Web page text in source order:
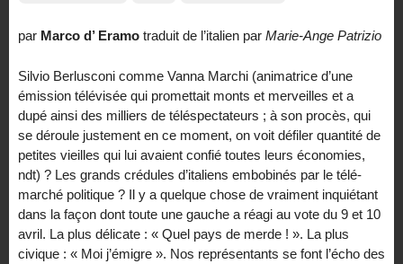
par Marco d’ Eramo traduit de l’italien par Marie-Ange Patrizio
Silvio Berlusconi comme Vanna Marchi (animatrice d’une
émission télévisée qui promettait monts et merveilles et a
dupé ainsi des milliers de téléspectateurs ; à son procès, qui
se déroule justement en ce moment, on voit défiler quantité de
petites vieilles qui lui avaient confié toutes leurs économies,
ndt) ? Les grands crédules d’italiens embobinés par le télé-
marché politique ? Il y a quelque chose de vraiment inquiétant
dans la façon dont toute une gauche a réagi au vote du 9 et 10
avril. La plus délicate : « Quel pays de merde ! ». La plus
civique : « Moi j’émigre ». Nos représentants se font l’écho des